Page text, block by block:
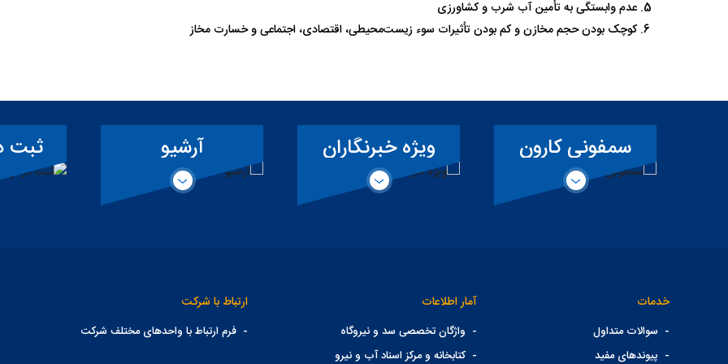
عدم ‌وابستگی به تأمین آب شرب و کشاورزی
کوچک بودن حجم مخازن و کم بودن تأثیرات سوء زیست‌محیطی، اقتصادی، اجتماعی و خسارت مخاز
سمفونی کارون ویژه خبرنگاران آرشیو ثبت
خدمات
- سوالات متداول
- پیوندهای مفید
آمار اطلاعات
- واژگان تخصصی سد و نیروگاه
- کتابخانه و مرکز اسناد آب و نیرو
ارتباط با شرکت
- فرم ارتباط با واحدهای مختلف شرکت